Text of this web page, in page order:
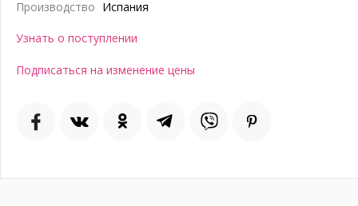
Производство Испания
Узнать о поступлении
Подписаться на изменение цены